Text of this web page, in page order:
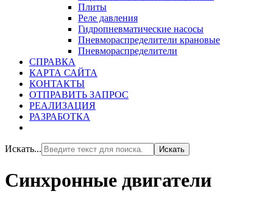
Плиты
Реле давления
Гидропневматические насосы
Пневмораспределители крановые
Пневмораспределители
СПРАВКА
КАРТА САЙТА
КОНТАКТЫ
ОТПРАВИТЬ ЗАПРОС
РЕАЛИЗАЦИЯ
РАЗРАБОТКА
Искать... Искать
Синхронные двигатели